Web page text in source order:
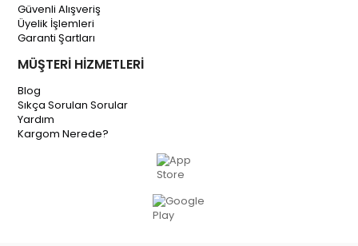
Güvenli Alışveriş
Üyelik İşlemleri
Garanti Şartları
MÜŞTERİ HİZMETLERİ
Blog
Sıkça Sorulan Sorular
Yardım
Kargom Nerede?